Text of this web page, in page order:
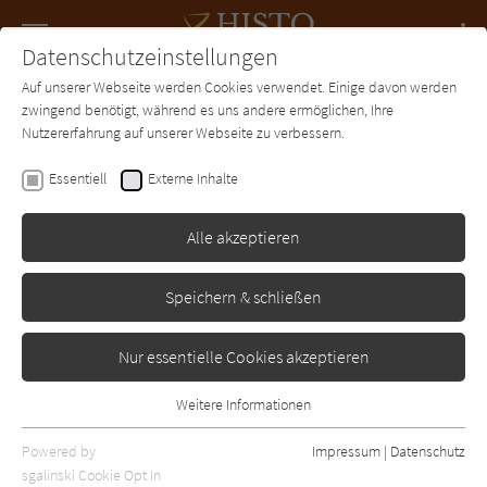
SUCHE Forum Charts Newsletter
Monika Bittl
Irrwetter
Erschienen: Januar 2006
Datenschutzeinstellungen
Auf unserer Webseite werden Cookies verwendet. Einige davon werden
zwingend benötigt, während es uns andere ermöglichen, Ihre
Nutzererfahrung auf unserer Webseite zu verbessern.
Essentiell Externe Inhalte
Alle akzeptieren
Speichern & schließen
Nur essentielle Cookies akzeptieren
Essentielle Cookies werden für grundlegende Funktionen der
Webseite benötigt. Dadurch ist gewährleistet, dass die Webseite
Weitere Informationen
Powered by
sgalinski Cookie Opt In
Impressum | Datenschutz